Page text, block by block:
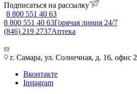
Подписаться на рассылку
8 800 551 40 63
8 800 551 40 63Горячая линия 24/7
(846) 219 2737Аптека
г. Самара, ул. Солнечная, д. 16, офис 2
Вконтакте
Instagram